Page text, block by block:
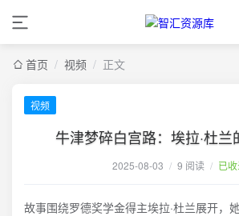
首页 / 视频 / 正文
视频
牛津梦碎白宫路：埃拉·杜兰
2025-08-03 / 9 阅读 / 已
故事围绕罗德奖学金得主埃拉·杜兰展开，